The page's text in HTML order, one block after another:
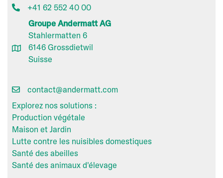
+41 62 552 40 00
Groupe Andermatt AG
Stahlermatten 6
6146 Grossdietwil
Suisse
contact@andermatt.com
Explorez nos solutions :
Production végétale
Maison et Jardin
Lutte contre les nuisibles domestiques
Santé des abeilles
Santé des animaux d'élevage